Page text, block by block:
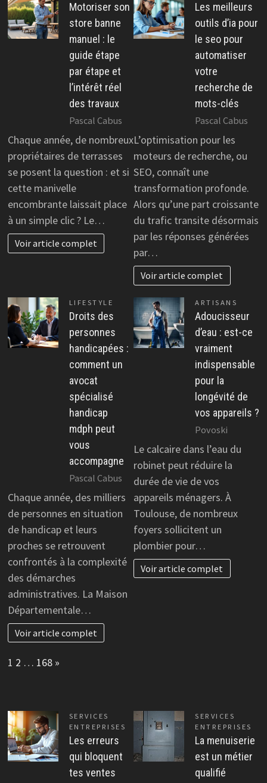
Motoriser son
store banne
manuel : le
guide étape
par étape et
l’intérêt réel
des travaux
Pascal Cabus
Chaque année, de nombreux
propriétaires de terrasses
se posent la question : et si
cette manivelle
encombrante laissait place
à un simple clic ? Le…
Voir article complet
Les meilleurs
outils d’ia pour
le seo pour
automatiser
votre
recherche de
mots-clés
Pascal Cabus
L’optimisation pour les
moteurs de recherche, ou
SEO, connaît une
transformation profonde.
Alors qu’une part croissante
du trafic transite désormais
par les réponses générées
par…
Voir article complet
LIFESTYLE
Droits des
personnes
handicapées :
comment un
avocat
spécialisé
handicap
mdph peut
vous
accompagne
Pascal Cabus
Chaque année, des milliers
de personnes en situation
de handicap et leurs
proches se retrouvent
confrontés à la complexité
des démarches
administratives. La Maison
Départementale…
Voir article complet
ARTISANS
Adoucisseur
d’eau : est-ce
vraiment
indispensable
pour la
longévité de
vos appareils ?
Povoski
Le calcaire dans l’eau du
robinet peut réduire la
durée de vie de vos
appareils ménagers. À
Toulouse, de nombreux
foyers sollicitent un
plombier pour…
Voir article complet
Page:
1 2 … 168 Next
»
SERVICES
ENTREPRISES
Les erreurs
qui bloquent
tes ventes
SERVICES
ENTREPRISES
La menuiserie
est un métier
qualifié